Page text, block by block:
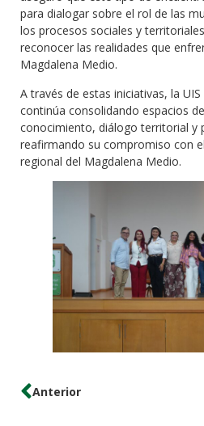
para dialogar sobre el rol de las
los procesos sociales y
reconocer las realidades que
Magdalena Medio.
A través de estas iniciativas, la
continúa consolidando espacios
conocimiento, diálogo territorial y
reafirmando su compromiso con
regional del Magdalena Medio.
Anterior